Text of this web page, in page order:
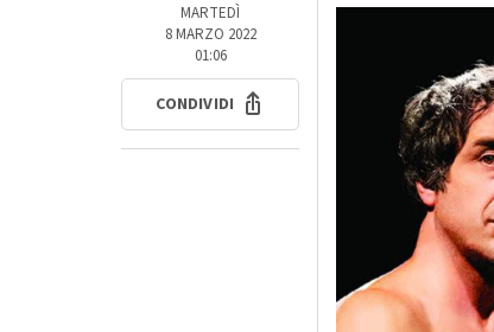
MARTEDÌ
8 MARZO 2022
01:06
CONDIVIDI